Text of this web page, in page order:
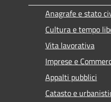
Anagrafe e stato
Cultura e tempo
Vita lavorativa
Imprese e
Appalti pubblici
Catasto e